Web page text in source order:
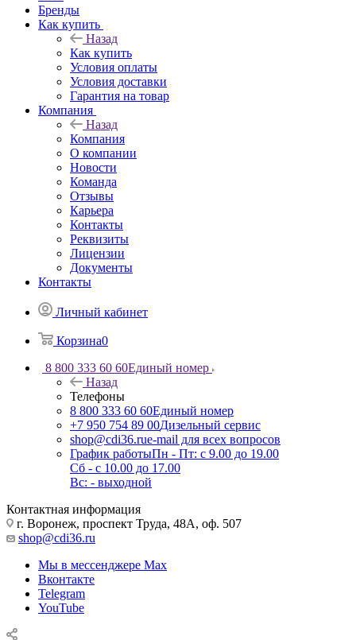
Бренды
Как купить
Назад
Как купить
Условия оплаты
Условия доставки
Гарантия на товар
Компания
Назад
Компания
О компании
Новости
Команда
Отзывы
Карьера
Контакты
Реквизиты
Лицензии
Документы
Контакты
Личный кабинет
Корзина0
8 800 333 60 60Единый номер
Назад
Телефоны
8 800 333 60 60Единый номер
+7 950 754 89 00Дизельный сервис
shop@cdi36.rue-mail для всех вопросов
График работыПн - Пт: с 9.00 до 19.00
Сб - с 10.00 до 17.00
Вс: - выходной
Контактная информация
г. Воронеж, проспект Труда, 48А, оф. 507
shop@cdi36.ru
Мы в мессенджере Max
Вконтакте
Telegram
YouTube